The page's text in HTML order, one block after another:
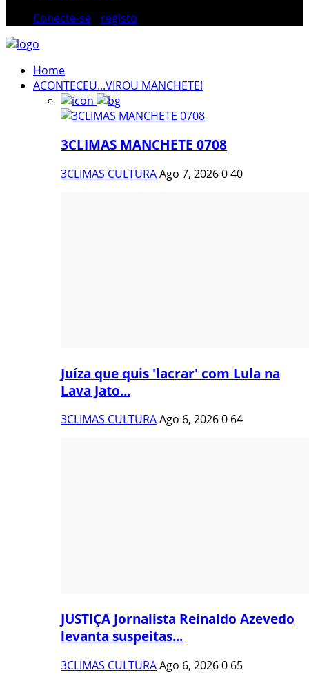
Conecte-se
registo
Home
ACONTECEU...VIROU MANCHETE!
3CLIMAS MANCHETE 0708
3CLIMAS CULTURAAgo 7, 2026040
Juíza que quis 'lacrar' com Lula na
Lava Jato...
3CLIMAS CULTURAAgo 6, 20260 64
JUSTIÇA Jornalista Reinaldo Azevedo
levanta suspeitas...
3CLIMAS CULTURAAgo 6, 20260 65